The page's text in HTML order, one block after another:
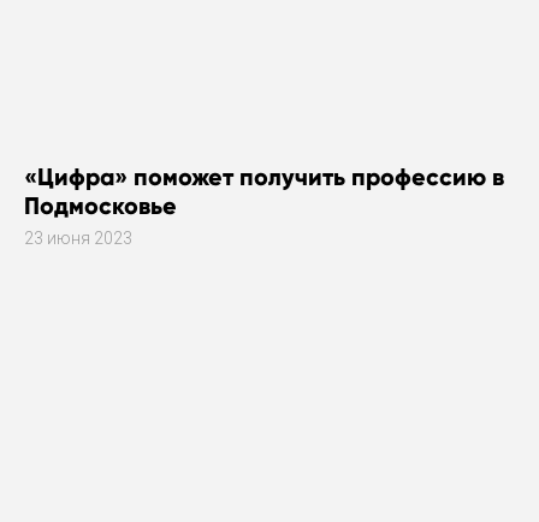
«Цифра» поможет получить профессию в
Подмосковье
23 июня 2023